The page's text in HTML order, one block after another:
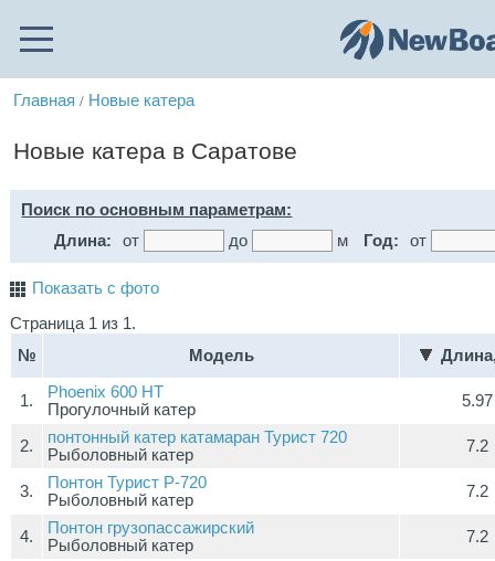
Главная / Новые катера
Новые катера в Саратове
Поиск по основным параметрам:
Длина:
от до м Год: от
Показать с фото
Страница 1 из 1.
№
Модель
1.
Phoenix 600 HT
Прогулочный катер
5.97
2.
понтонный катер катамаран Турист 720
Рыболовный катер
7.2
3.
Понтон Турист Р-720
Рыболовный катер
7.2
4.
Понтон грузопассажирский
Рыболовный катер
7.2